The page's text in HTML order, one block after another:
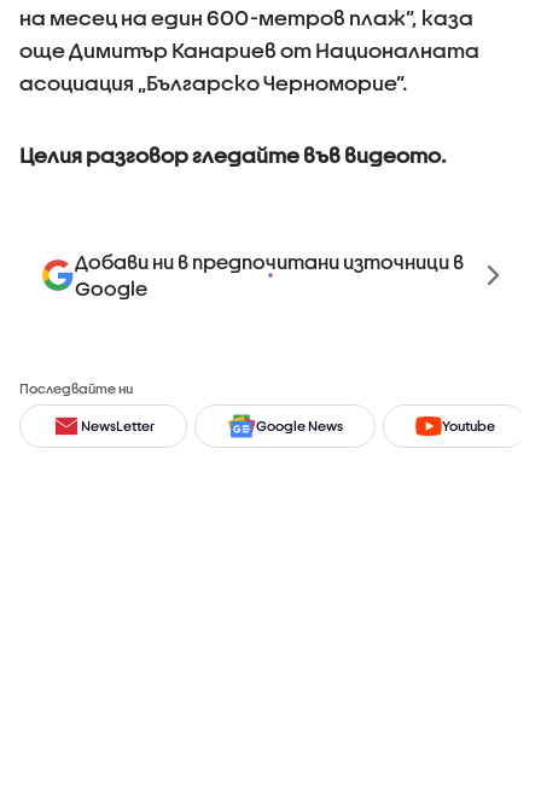
на месец на един 600-метров плаж”, каза
още Димитър Канариев от Националната
асоциация „Българско Черноморие”.
Целия разговор гледайте във видеото.
Добави ни в предпочитани източници в
Google
Последвайте ни
NewsLetter Google News Youtube